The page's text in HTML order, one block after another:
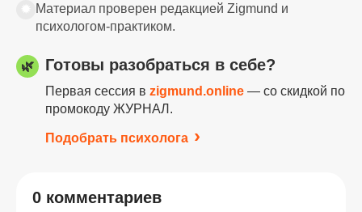
Материал проверен редакцией Zigmund и
психологом-практиком.
🌿 Готовы разобраться в себе?
Первая сессия в zigmund.online — со скидкой по
промокоду ЖУРНАЛ.
Подобрать психолога
0 комментариев